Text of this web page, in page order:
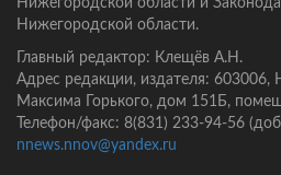
Нижегородской области и
Нижегородской области.
Главный редактор: Клещёв А.Н.
Адрес редакции, издателя:
Максима Горького, дом 151Б,
Телефон/факс: 8(831) 233-94-56
nnews.nnov@yandex.ru